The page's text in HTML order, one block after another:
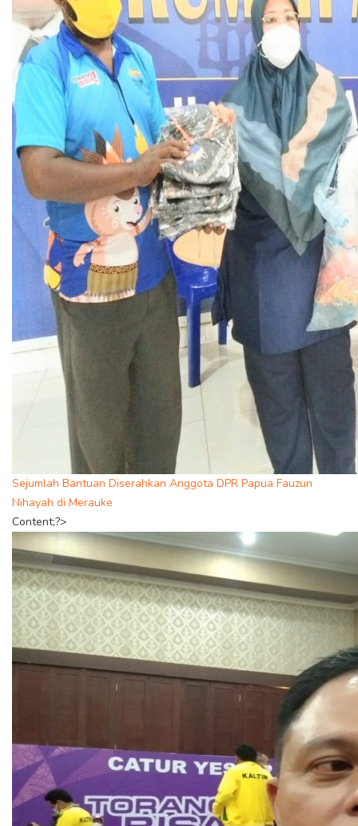
Sejumlah Bantuan Diserahkan Anggota DPR Papua Fauzun
Nihayah di Merauke
Content;?>